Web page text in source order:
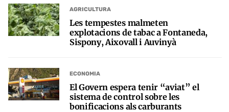
AGRICULTURA
Les tempestes malmeten
explotacions de tabac a Fontaneda,
Sispony, Aixovall i Auvinyà
ECONOMIA
El Govern espera tenir “aviat” el
sistema de control sobre les
bonificacions als carburants